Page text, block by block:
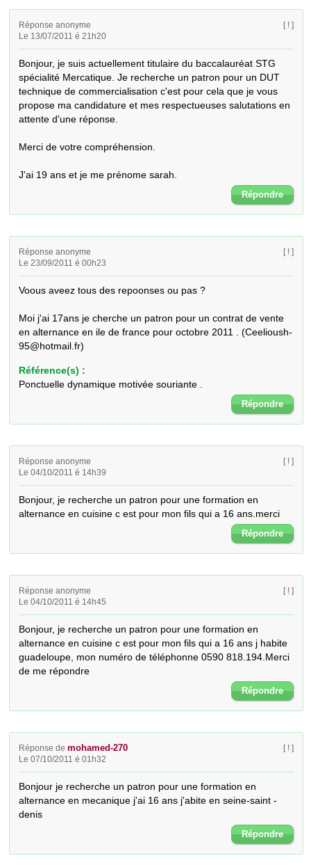
Réponse anonyme
Le 13/07/2011 é 21h20
[ ! ]
Bonjour, je suis actuellement titulaire du baccalauréat STG
spécialité Mercatique. Je recherche un patron pour un DUT
technique de commercialisation c'est pour cela que je vous
propose ma candidature et mes respectueuses salutations en
attente d'une réponse.
Merci de votre compréhension.
J'ai 19 ans et je me prénome sarah.
Répondre
Réponse anonyme
Le 23/09/2011 é 00h23
[ ! ]
Voous aveez tous des repoonses ou pas ?
Moi j'ai 17ans je cherche un patron pour un contrat de vente
en alternance en ile de france pour octobre 2011 . (Ceelioush-
95@hotmail.fr)
Référence(s) :
Ponctuelle dynamique motivée souriante .
Répondre
Réponse anonyme
Le 04/10/2011 é 14h39
[ ! ]
Bonjour, je recherche un patron pour une formation en
alternance en cuisine c est pour mon fils qui a 16 ans.merci
Répondre
Réponse anonyme
Le 04/10/2011 é 14h45
[ ! ]
Bonjour, je recherche un patron pour une formation en
alternance en cuisine c est pour mon fils qui a 16 ans j habite
guadeloupe, mon numéro de téléphonne 0590 818.194.Merci
de me répondre
Répondre
Réponse demohamed-270
Le 07/10/2011 é 01h32
[ ! ]
Bonjour je recherche un patron pour une formation en
alternance en mecanique j'ai 16 ans j'abite en seine-saint -
denis
Répondre